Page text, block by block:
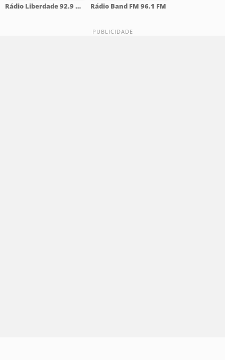
Rádio Liberdade 92.9 FM Rádio Band FM 96.1 FM